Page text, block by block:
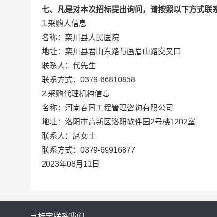
七、凡是对本次招标提出询问，请按照以下方式联
1.采购人信息
名称：栾川县人民医院
地址：栾川县君山东路与画眉山路交叉口
联系人：代先生
联系方式：0379-66810858
2.采购代理机构信息
名称：河南春同工程管理咨询有限公司
地址：洛阳市高新区洛阳软件园2号楼1202室
联系人：赵女士
联系方式：0379-69916877
2023年08月11日